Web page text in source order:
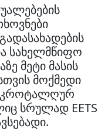
სახელმწიფო
მეტი მასის
მოქმედი
სრულად EETS